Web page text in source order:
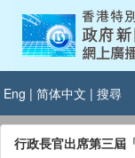
Eng | 简体中文 | 搜尋
行政長官出席第三屆